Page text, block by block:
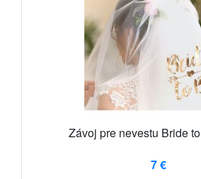
Závoj pre nevestu Bride
7 €